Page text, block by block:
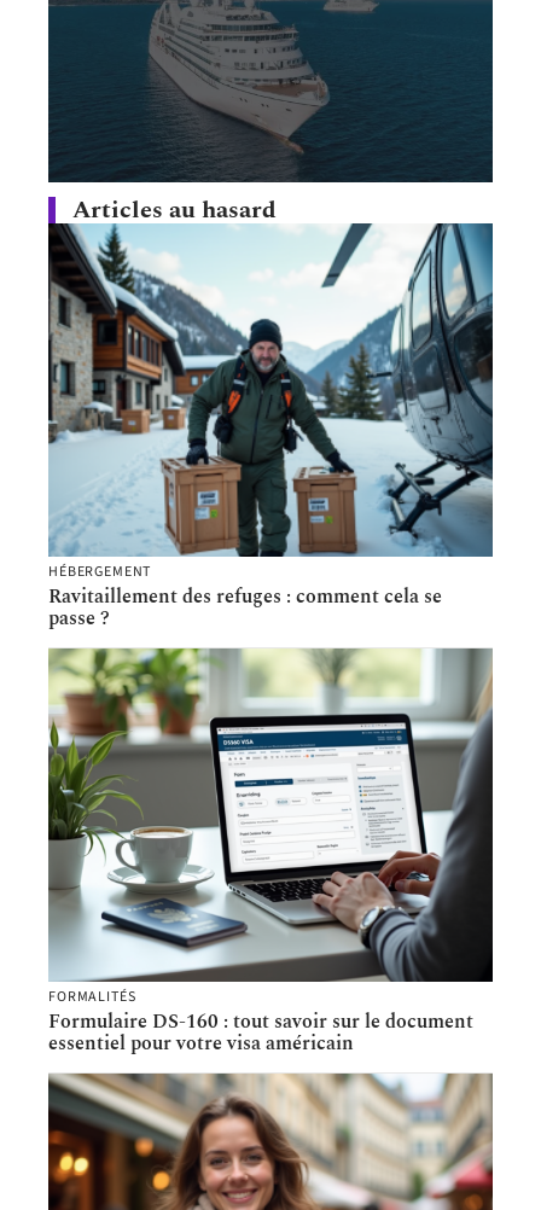
Articles au hasard
HÉBERGEMENT
Ravitaillement des refuges : comment cela se
passe ?
FORMALITÉS
Formulaire DS-160 : tout savoir sur le document
essentiel pour votre visa américain